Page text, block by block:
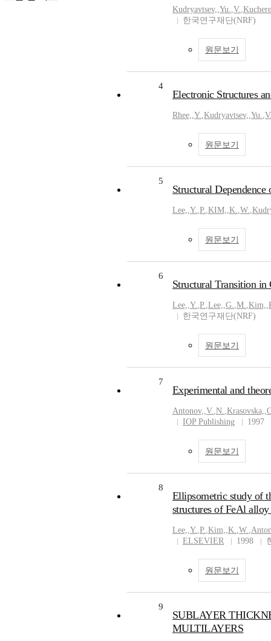
Kudryavtsev,,Yu.,V.,
한국연구재단(NRF)
원문보기
4
Electronic Structures
Rhee,,Y.,Kudryavtsev,,Yu.,
원문보기
5
Structural
Lee,,Y.,P.,KIM,,K.,W.,
원문보기
6
Structural Transition
Lee,,Y.,P.,Lee,,G.,M.,Kim,,
한국연구재단(NRF)
원문보기
7
Experimental and
Antonov,,V.,N.,Krasovska,,
IOP Publishing
1997
원문보기
8
Ellipsometric study of
structures of FeAl
Lee,,Y.,P.,Kim,,K.,W.,
ELSEVIER
1998
원문보기
9
SUBLAYER
MULTILAYERS